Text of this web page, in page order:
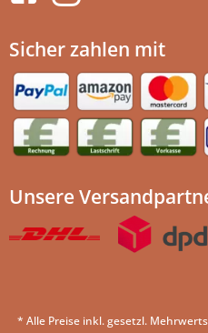
Sicher zahlen mit
Unsere
* Alle Preise inkl. gesetzl.